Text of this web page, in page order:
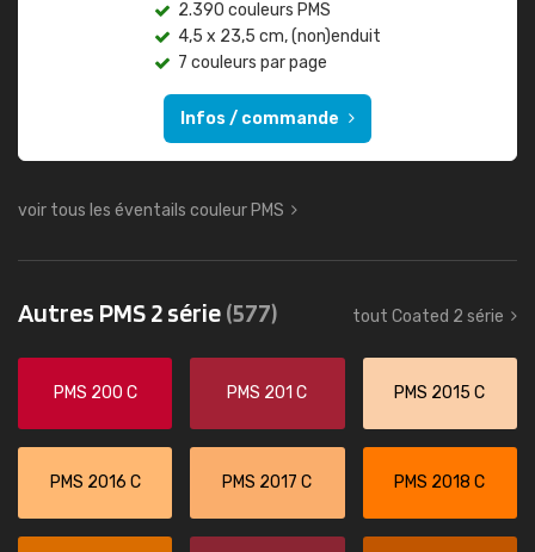
2.390 couleurs PMS
4,5 x 23,5 cm, (non)enduit
7 couleurs par page
Infos / commande
voir tous les éventails couleur PMS
Autres PMS 2 série(577) tout Coated 2 série
PMS 200 C PMS 201 C PMS 2015 C
PMS 2016 C PMS 2017 C PMS 2018 C